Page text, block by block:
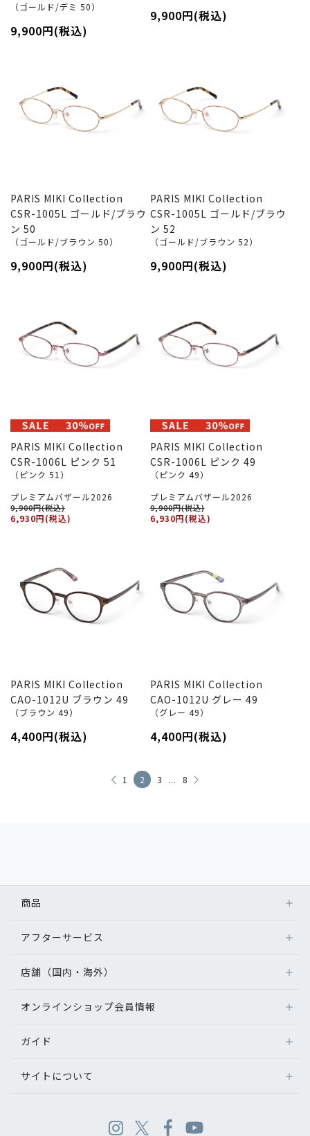
（ゴールド/デミ 50）
9,900円(税込)
9,900円(税込)
PARIS MIKI Collection
CSR-1005L ゴールド/ブラウ
ン 50
（ゴールド/ブラウン 50）
9,900円(税込)
PARIS MIKI Collection
CSR-1005L ゴールド/ブラウ
ン 52
（ゴールド/ブラウン 52）
9,900円(税込)
PARIS MIKI Collection
CSR-1006L ピンク 51
（ピンク 51）
プレミアムバザール2026
9,900円(税込)
6,930円(税込)
PARIS MIKI Collection
CSR-1006L ピンク 49
（ピンク 49）
プレミアムバザール2026
9,900円(税込)
6,930円(税込)
PARIS MIKI Collection
CAO-1012U ブラウン 49
（ブラウン 49）
4,400円(税込)
PARIS MIKI Collection
CAO-1012U グレー 49
（グレー 49）
4,400円(税込)
1 2 3 ... 8
商品
アフターサービス
店舗（国内・海外）
オンラインショップ会員情報
ガイド
サイトについて